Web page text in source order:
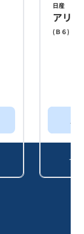
日産
アリア
( Ｂ６)
ス
セ